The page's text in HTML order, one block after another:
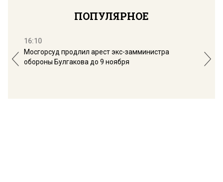
ПОПУЛЯРНОЕ
16:10
Мосгорсуд продлил арест экс-замминистра
обороны Булгакова до 9 ноября